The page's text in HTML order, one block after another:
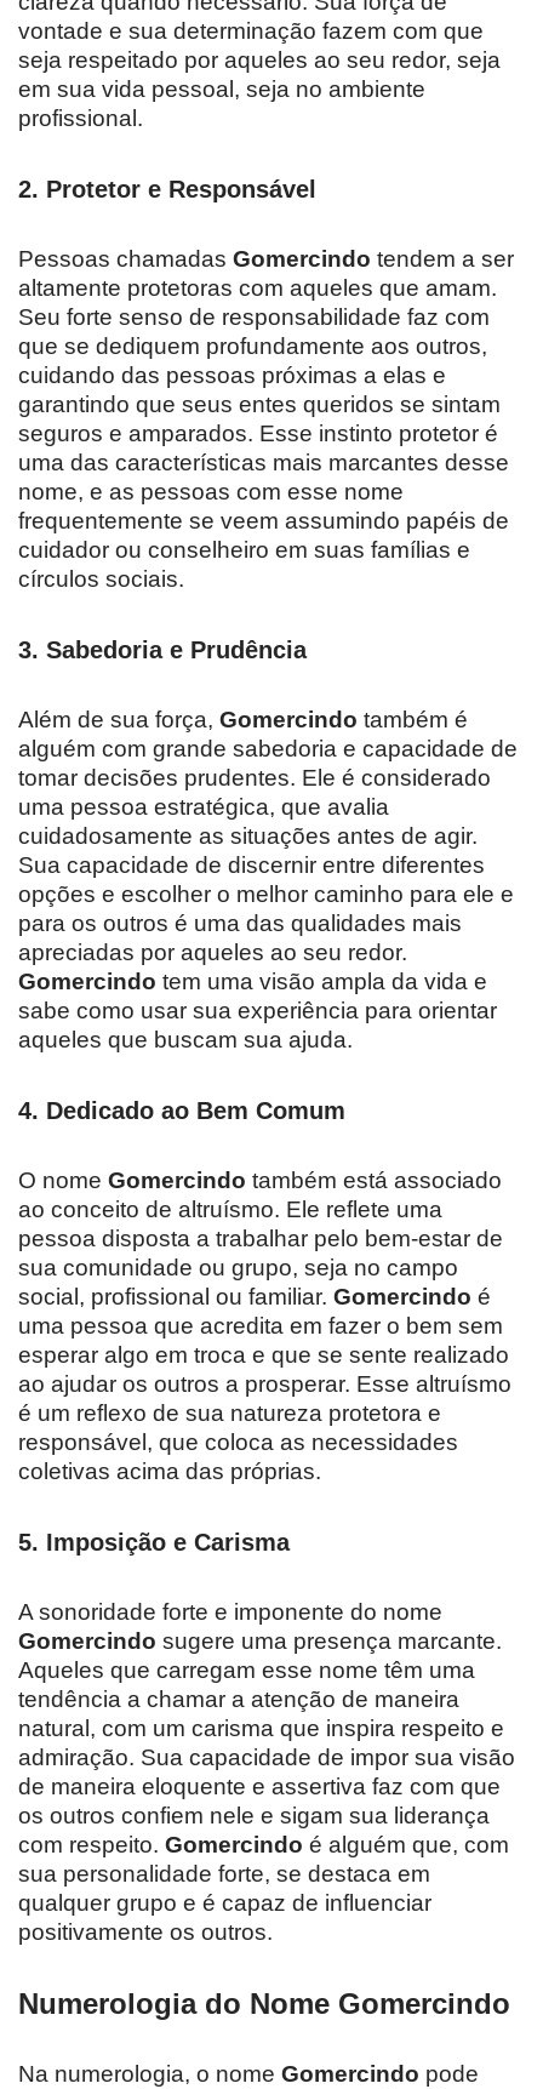
vontade e sua determinação fazem com que
seja respeitado por aqueles ao seu redor, seja
em sua vida pessoal, seja no ambiente
profissional.
2. Protetor e Responsável
Pessoas chamadas Gomercindo tendem a ser
altamente protetoras com aqueles que amam.
Seu forte senso de responsabilidade faz com
que se dediquem profundamente aos outros,
cuidando das pessoas próximas a elas e
garantindo que seus entes queridos se sintam
seguros e amparados. Esse instinto protetor é
uma das características mais marcantes desse
nome, e as pessoas com esse nome
frequentemente se veem assumindo papéis de
cuidador ou conselheiro em suas famílias e
círculos sociais.
3. Sabedoria e Prudência
Além de sua força, Gomercindo também é
alguém com grande sabedoria e capacidade de
tomar decisões prudentes. Ele é considerado
uma pessoa estratégica, que avalia
cuidadosamente as situações antes de agir.
Sua capacidade de discernir entre diferentes
opções e escolher o melhor caminho para ele e
para os outros é uma das qualidades mais
apreciadas por aqueles ao seu redor.
Gomercindo tem uma visão ampla da vida e
sabe como usar sua experiência para orientar
aqueles que buscam sua ajuda.
4. Dedicado ao Bem Comum
O nome Gomercindo também está associado
ao conceito de altruísmo. Ele reflete uma
pessoa disposta a trabalhar pelo bem-estar de
sua comunidade ou grupo, seja no campo
social, profissional ou familiar. Gomercindo é
uma pessoa que acredita em fazer o bem sem
esperar algo em troca e que se sente realizado
ao ajudar os outros a prosperar. Esse altruísmo
é um reflexo de sua natureza protetora e
responsável, que coloca as necessidades
coletivas acima das próprias.
5. Imposição e Carisma
A sonoridade forte e imponente do nome
Gomercindo sugere uma presença marcante.
Aqueles que carregam esse nome têm uma
tendência a chamar a atenção de maneira
natural, com um carisma que inspira respeito e
admiração. Sua capacidade de impor sua visão
de maneira eloquente e assertiva faz com que
os outros confiem nele e sigam sua liderança
com respeito. Gomercindo é alguém que, com
sua personalidade forte, se destaca em
qualquer grupo e é capaz de influenciar
positivamente os outros.
Numerologia do Nome Gomercindo
Na numerologia, o nome Gomercindo pode